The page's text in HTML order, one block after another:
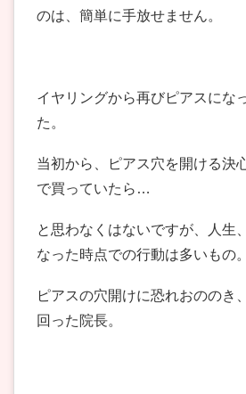
のは、簡単に手放せません。
イヤリングから再びピアスにな
た。
当初から、ピアス穴を開ける決
で買っていたら…
と思わなくはないですが、人生
なった時点での行動は多いもの。
ピアスの穴開けに恐れおののき
回った院長。